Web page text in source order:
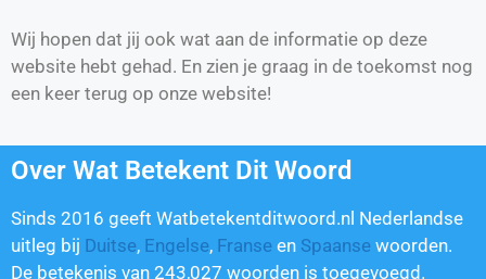
Wij hopen dat jij ook wat aan de informatie op deze
website hebt gehad. En zien je graag in de toekomst nog
een keer terug op onze website!
Over Wat Betekent Dit Woord
Sinds 2016 geeft Watbetekentditwoord.nl Nederlandse
uitleg bij Duitse, Engelse, Franse en Spaanse woorden.
De betekenis van 243,027 woorden is toegevoegd.